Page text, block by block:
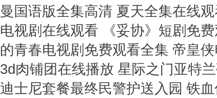
曼国语版全集高清 夏天全集在线
电视剧在线观看 《妥协》短剧免
的青春电视剧免费观看全集 帝皇
3d肉铺团在线播放 星际之门亚特
迪士尼套餐最终民警护送入园 铁